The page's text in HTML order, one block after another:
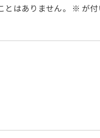
はありません。 ※ が